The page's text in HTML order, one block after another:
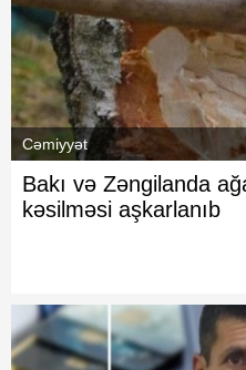
Cəmiyyət
Bakı və Zəngilanda
kəsilməsi aşkarlanıb